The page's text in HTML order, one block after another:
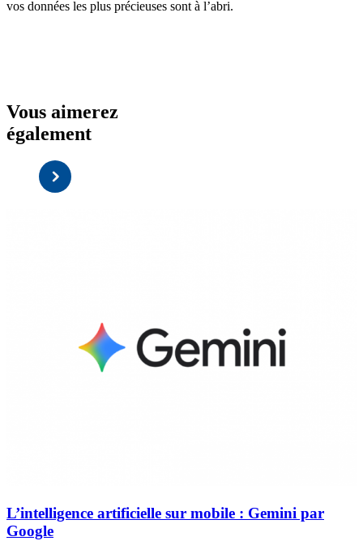
vos données les plus précieuses sont à l’abri.
Vous aimerez
également
L’intelligence artificielle sur mobile : Gemini par
Google